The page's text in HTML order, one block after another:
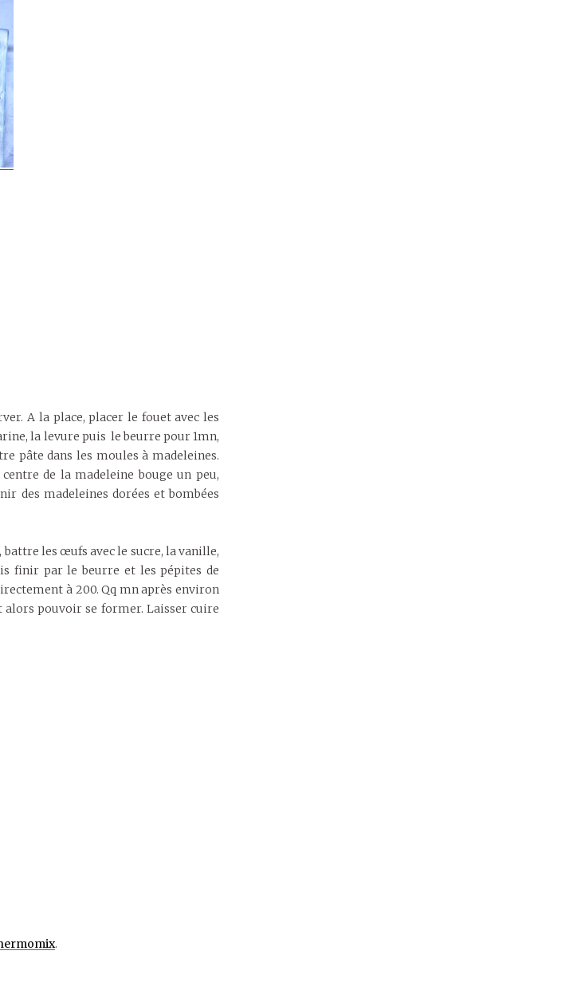
A la place, placer le fouet avec les
la levure puis le beurre pour 1mn,
pâte dans les moules à madeleines.
de la madeleine bouge un peu,
des madeleines dorées et bombées
les œufs avec le sucre, la vanille,
finir par le beurre et les pépites de
à 200. Qq mn après environ
alors pouvoir se former. Laisser cuire
.